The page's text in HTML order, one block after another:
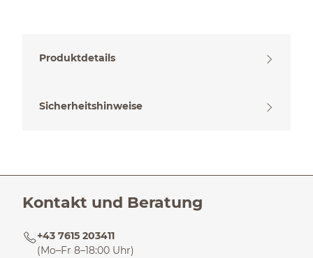
Produktdetails
Sicherheitshinweise
Kontakt und Beratung
+43 7615 203411
(Mo–Fr 8–18:00 Uhr)